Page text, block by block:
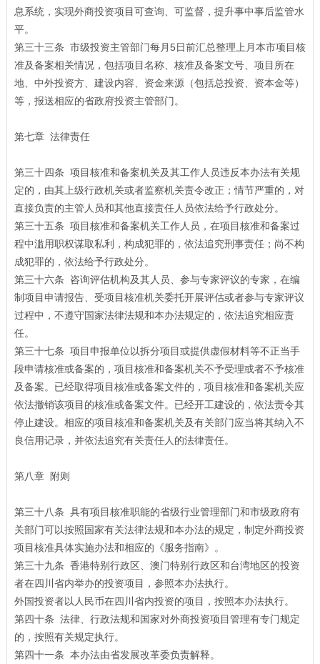
息系统，实现外商投资项目可查询、可监督，提升事中事后监管水
平。
第三十三条 市级投资主管部门每月5日前汇总整理上月本市项目核
准及备案相关情况，包括项目名称、核准及备案文号、项目所在
地、中外投资方、建设内容、资金来源（包括总投资、资本金等）
等，报送相应的省政府投资主管部门。
第七章 法律责任
第三十四条 项目核准和备案机关及其工作人员违反本办法有关规
定的，由其上级行政机关或者监察机关责令改正；情节严重的，对
直接负责的主管人员和其他直接责任人员依法给予行政处分。
第三十五条 项目核准和备案机关工作人员，在项目核准和备案过
程中滥用职权谋取私利，构成犯罪的，依法追究刑事责任；尚不构
成犯罪的，依法给予行政处分。
第三十六条 咨询评估机构及其人员、参与专家评议的专家，在编
制项目申请报告、受项目核准机关委托开展评估或者参与专家评议
过程中，不遵守国家法律法规和本办法规定的，依法追究相应责
任。
第三十七条 项目申报单位以拆分项目或提供虚假材料等不正当手
段申请核准或备案的，项目核准和备案机关不予受理或者不予核准
及备案。已经取得项目核准或备案文件的，项目核准和备案机关应
依法撤销该项目的核准或备案文件。已经开工建设的，依法责令其
停止建设。相应的项目核准和备案机关及有关部门应当将其纳入不
良信用记录，并依法追究有关责任人的法律责任。
第八章 附则
第三十八条 具有项目核准职能的省级行业管理部门和市级政府有
关部门可以按照国家有关法律法规和本办法的规定，制定外商投资
项目核准具体实施办法和相应的《服务指南》。
第三十九条 香港特别行政区、澳门特别行政区和台湾地区的投资
者在四川省内举办的投资项目，参照本办法执行。
外国投资者以人民币在四川省内投资的项目，按照本办法执行。
第四十条 法律、行政法规和国家对外商投资项目管理有专门规定
的，按照有关规定执行。
第四十一条 本办法由省发展改革委负责解释。